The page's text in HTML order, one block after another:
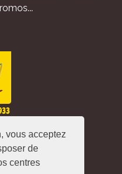
vous acceptez
de
centres